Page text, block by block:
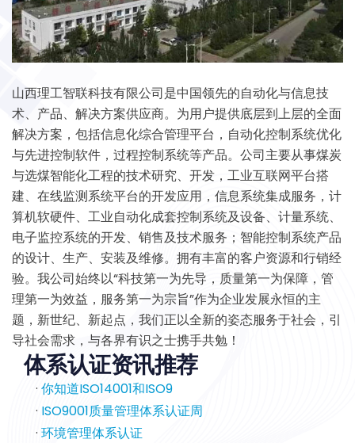
山西理工智联科技有限公司是中国领先的自动化与信息技
术、产品、解决方案供应商。为用户提供底层到上层的全面
解决方案，包括信息化综合管理平台，自动化控制系统优化
与先进控制软件，过程控制系统等产品。公司主要从事煤炭
与选煤智能化工程的技术研究、开发，工业互联网平台搭
建、在线监测系统平台的开发应用，信息系统集成服务，计
算机软硬件、工业自动化成套控制系统及设备、计量系统、
电子监控系统的开发、销售及技术服务；智能控制系统产品
的设计、生产、安装及维修。拥有丰富的客户资源和行销经
验。我公司始终以“科技第一为先导，质量第一为保障，管
理第一为效益，服务第一为宗旨”作为企业发展永恒的主
题，新世纪、新起点，我们正以全新的姿态服务于社会，引
导社会需求，与各界有识之士携手共勉！
体系认证资讯推荐
· 你知道ISO14001和ISO9
· ISO9001质量管理体系认证周
· 环境管理体系认证